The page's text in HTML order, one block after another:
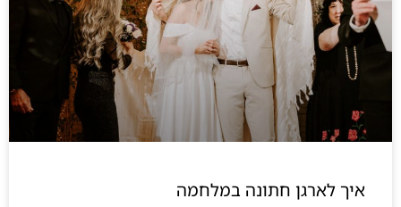
איך לארגן חתונה במלחמה